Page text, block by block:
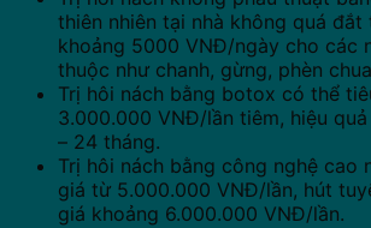
thiên nhiên tại nhà không quá đắt
khoảng 5000 VNĐ/ngày cho các
thuộc như chanh, gừng, phèn
Trị hôi nách bằng botox có thể
3.000.000 VNĐ/lần tiêm, hiệu
– 24 tháng.
Trị hôi nách bằng công nghệ cao
giá từ 5.000.000 VNĐ/lần, hút
giá khoảng 6.000.000 VNĐ/lần.